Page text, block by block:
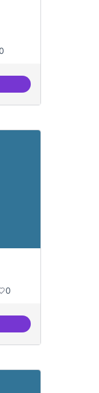
FLOSS
0
de coneixement